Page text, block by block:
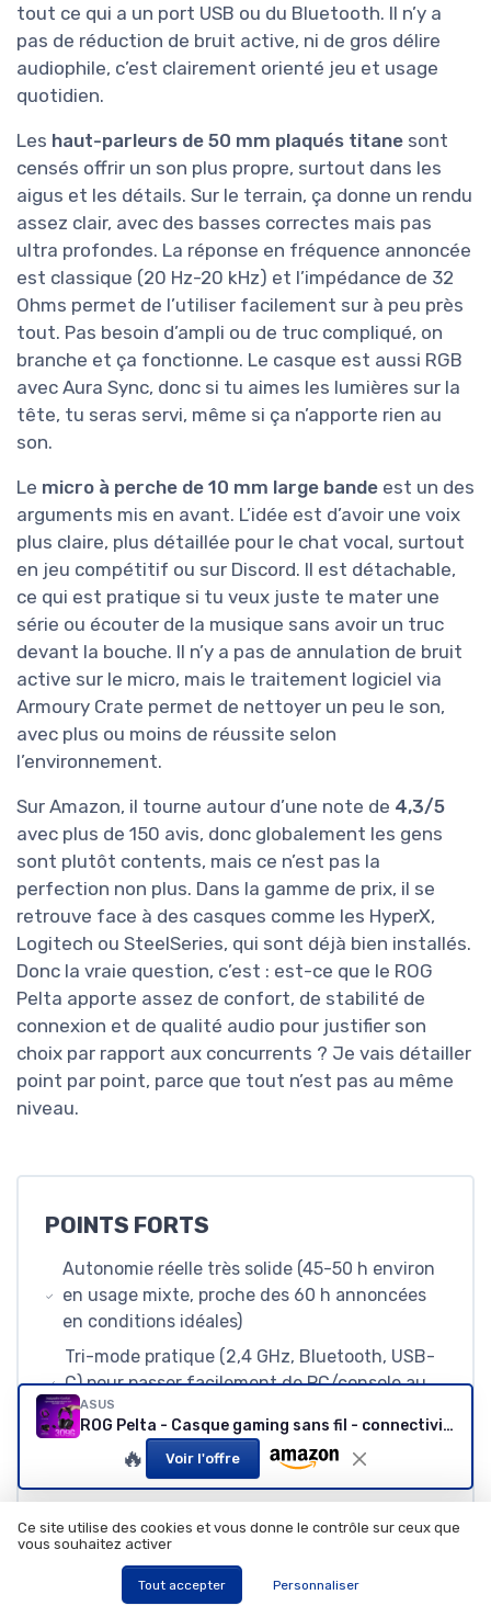
tout ce qui a un port USB ou du Bluetooth. Il n’y a
pas de réduction de bruit active, ni de gros délire
audiophile, c’est clairement orienté jeu et usage
quotidien.
Les haut-parleurs de 50 mm plaqués titane sont
censés offrir un son plus propre, surtout dans les
aigus et les détails. Sur le terrain, ça donne un rendu
assez clair, avec des basses correctes mais pas
ultra profondes. La réponse en fréquence annoncée
est classique (20 Hz-20 kHz) et l’impédance de 32
Ohms permet de l’utiliser facilement sur à peu près
tout. Pas besoin d’ampli ou de truc compliqué, on
branche et ça fonctionne. Le casque est aussi RGB
avec Aura Sync, donc si tu aimes les lumières sur la
tête, tu seras servi, même si ça n’apporte rien au
son.
Le micro à perche de 10 mm large bande est un des
arguments mis en avant. L’idée est d’avoir une voix
plus claire, plus détaillée pour le chat vocal, surtout
en jeu compétitif ou sur Discord. Il est détachable,
ce qui est pratique si tu veux juste te mater une
série ou écouter de la musique sans avoir un truc
devant la bouche. Il n’y a pas de annulation de bruit
active sur le micro, mais le traitement logiciel via
Armoury Crate permet de nettoyer un peu le son,
avec plus ou moins de réussite selon
l’environnement.
Sur Amazon, il tourne autour d’une note de 4,3/5
avec plus de 150 avis, donc globalement les gens
sont plutôt contents, mais ce n’est pas la
perfection non plus. Dans la gamme de prix, il se
retrouve face à des casques comme les HyperX,
Logitech ou SteelSeries, qui sont déjà bien installés.
Donc la vraie question, c’est : est-ce que le ROG
Pelta apporte assez de confort, de stabilité de
connexion et de qualité audio pour justifier son
choix par rapport aux concurrents ? Je vais détailler
point par point, parce que tout n’est pas au même
niveau.
POINTS FORTS
Autonomie réelle très solide (45-50 h environ
en usage mixte, proche des 60 h annoncées
en conditions idéales)
Tri-mode pratique (2,4 GHz, Bluetooth, USB-
C) pour passer facilement de PC/console au
mobile
Son clair et suffisamment précis pour le
gaming, bonne spatialisation pour les FPS
POINTS FAIBLES
Coussinets qui chauffent un peu sur les
ASUS
ROG Pelta - Casque gaming sans fil - connectivité tri-mode avec Speednova, membranes de 50mm plaquées en titane, micro à bande ultralarge de 10mm, batterie de 60 heures, conception légère de 309g
🔥 Voir l'offre
Ce site utilise des cookies et vous donne le contrôle sur ceux que
vous souhaitez activer
Tout accepter Personnaliser